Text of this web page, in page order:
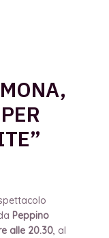
Peppino
alle 20.30, al